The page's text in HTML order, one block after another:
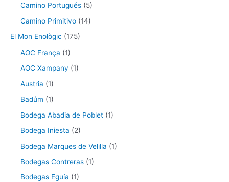
Camino Portugués (5)
Camino Primitivo (14)
El Mon Enològic (175)
AOC França (1)
AOC Xampany (1)
Austria (1)
Badúm (1)
Bodega Abadia de Poblet (1)
Bodega Iniesta (2)
Bodega Marques de Velilla (1)
Bodegas Contreras (1)
Bodegas Eguía (1)